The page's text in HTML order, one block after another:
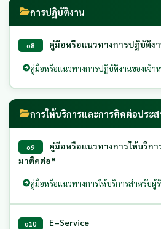
การปฏิบัติงาน
o8 คู่มือหรือแนวทางการปฏิบัติง
คู่มือหรือแนวทางการปฏิบัติงานของเจ้า
การให้บริการและการติดต่อประ
o9
คู่มือหรือแนวทางการให้บริก
มาติดต่อ*
คู่มือหรือแนวทางการให้บริการสำหรับผู้
o10 E–Service